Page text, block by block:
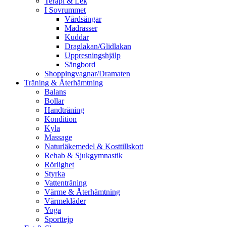
I Sovrummet
Vårdsängar
Madrasser
Kuddar
Draglakan/Glidlakan
Uppresningshjälp
Sängbord
Shoppingvagnar/Dramaten
Träning & Återhämtning
Balans
Bollar
Handträning
Kondition
Kyla
Massage
Naturläkemedel & Kosttillskott
Rehab & Sjukgymnastik
Rörlighet
Styrka
Vattenträning
Värme & Återhämtning
Värmekläder
Yoga
Sporttejp